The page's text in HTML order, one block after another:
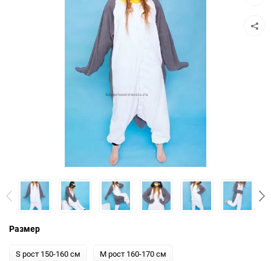
Размер
S рост 150-160 см M рост 160-170 см